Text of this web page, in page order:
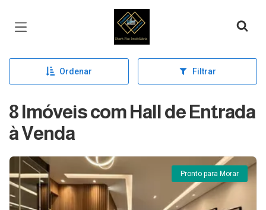
Página inicial
Ordenar Filtrar
8 Imóveis com Hall de Entrada
à Venda
Pronto para Morar